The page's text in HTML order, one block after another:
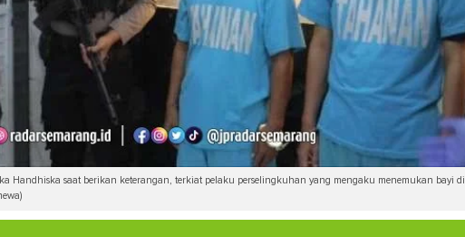
Handhiska saat berikan keterangan, terkiat pelaku perselingkuhan yang mengaku menemukan bayi di